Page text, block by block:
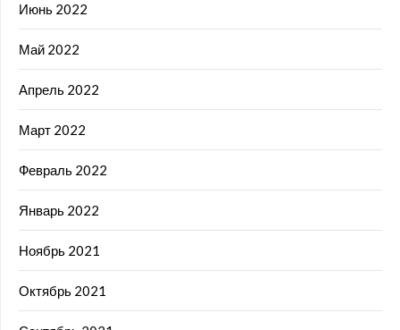
Июнь 2022
Май 2022
Апрель 2022
Март 2022
Февраль 2022
Январь 2022
Ноябрь 2021
Октябрь 2021